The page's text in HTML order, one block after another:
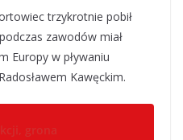
trzykrotnie pobił
zawodów miał
Europy w pływaniu
Kawęckim.
grona